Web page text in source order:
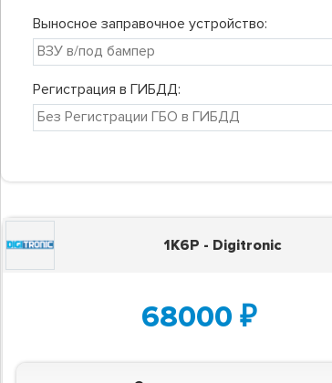
Выносное заправочное устройство:
Регистрация в ГИБДД:
1K6P - Digitronic
68000 ₽